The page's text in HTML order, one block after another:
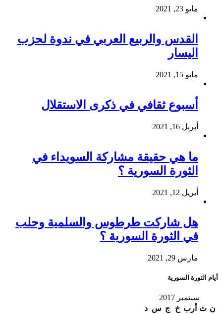
مايو 23, 2021
القدس والربيع العربي في ندوة لحزب
اليسار
مايو 15, 2021
أسبوع ثقافي في ذكرى الاستقلال
أبريل 16, 2021
ما هي حقيقة مشاركة السويداء في
الثورة السورية ؟
أبريل 12, 2021
هل شاركت طرطوس والسلمية وحلب
في الثورة السورية ؟
مارس 29, 2021
أيام الثورة السورية
سبتمبر 2017
ن ث أرب خ ج س د